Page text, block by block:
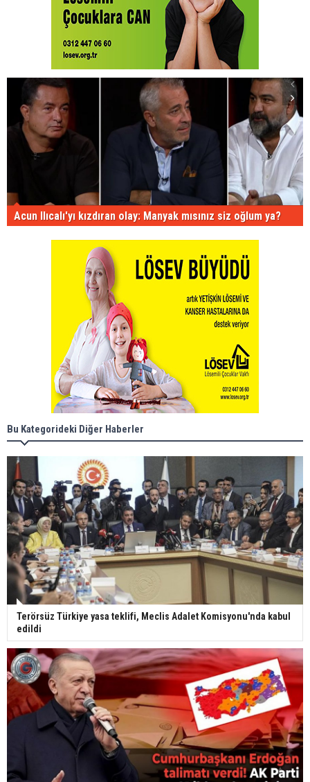
Acun Ilıcalı'yı kızdıran olay: Manyak mısınız siz oğlum ya?
Bu Kategorideki Diğer Haberler
Terörsüz Türkiye yasa teklifi, Meclis Adalet Komisyonu'nda kabul
edildi